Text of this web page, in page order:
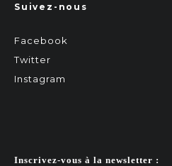
Suivez-nous
Facebook
Twitter
Instagram
Inscrivez-vous à la newsletter :